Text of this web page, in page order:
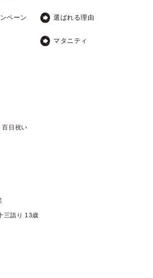
ペーン 選ばれる理由
マタニティ
百日祝い
三詣り 13歳